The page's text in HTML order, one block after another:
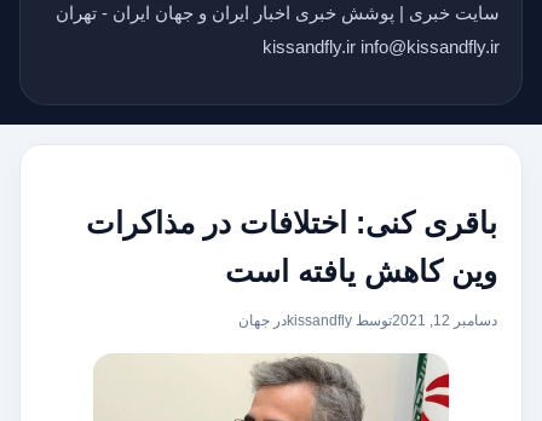
سایت خبری | پوشش خبری اخبار ایران و جهان ایران - تهران
kissandfly.ir info@kissandfly.ir
باقری کنی: اختلافات در مذاکرات
وین کاهش یافته است
دسامبر 12, 2021 توسط kissandfly در جهان